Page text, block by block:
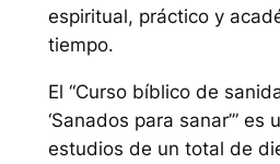
espiritual, práctico y
tiempo.
El “Curso bíblico de
‘Sanados para sanar’” es
estudios de un total de